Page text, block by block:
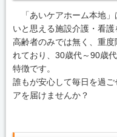
「あいケアホーム本地」
いと思える施設介護・看護
高齢者のみでは無く、重
れており、30歳代～90歳
特徴です。
誰もが安心して毎日を過
アを届けませんか？